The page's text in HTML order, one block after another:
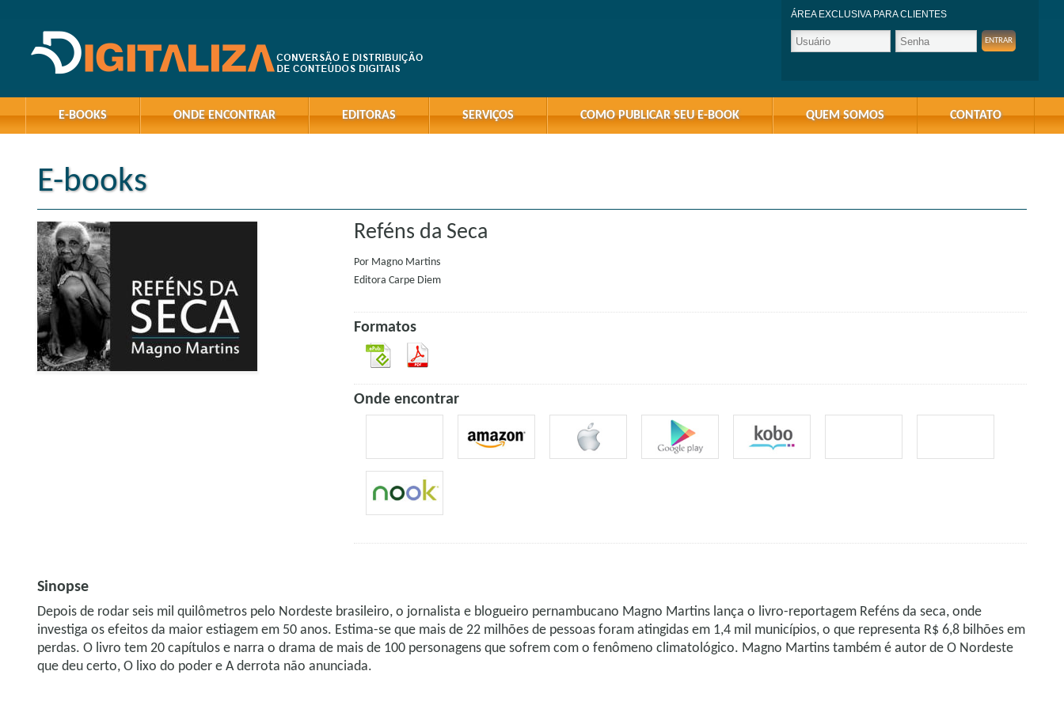
ÁREA EXCLUSIVA PARA CLIENTES
E-BOOKS ONDE ENCONTRAR EDITORAS SERVIÇOS COMO PUBLICAR SEU E-BOOK QUEM SOMOS CONTATO
E-books
Reféns da Seca
Por Magno Martins
Editora Carpe Diem
Formatos
Onde encontrar
Sinopse
Depois de rodar seis mil quilômetros pelo Nordeste brasileiro, o jornalista e blogueiro pernambucano Magno Martins lança o livro-reportagem Reféns da seca, onde
investiga os efeitos da maior estiagem em 50 anos. Estima-se que mais de 22 milhões de pessoas foram atingidas em 1,4 mil municípios, o que representa R$ 6,8 bilhões em
perdas. O livro tem 20 capítulos e narra o drama de mais de 100 personagens que sofrem com o fenômeno climatológico. Magno Martins também é autor de O Nordeste
que deu certo, O lixo do poder e A derrota não anunciada.